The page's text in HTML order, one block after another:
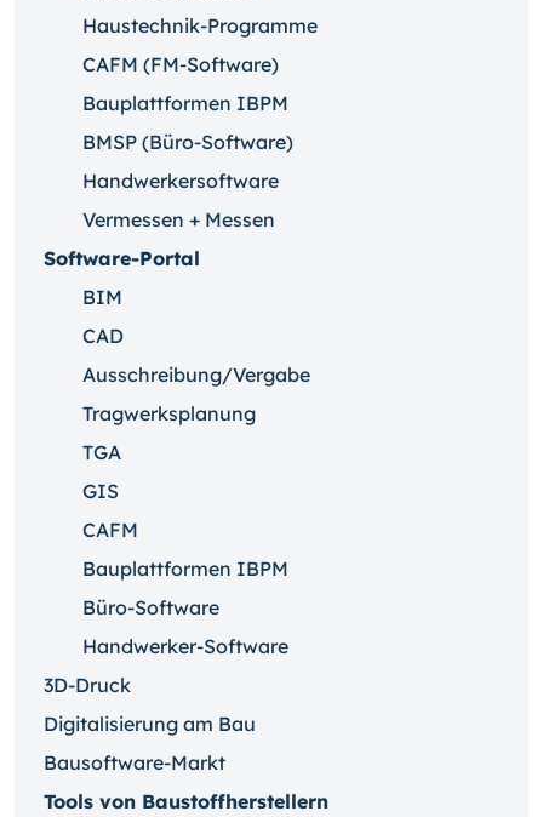
Haustechnik-Programme
CAFM (FM-Software)
Bauplattformen IBPM
BMSP (Büro-Software)
Handwerkersoftware
Vermessen + Messen
Software-Portal
BIM
CAD
Ausschreibung/Vergabe
Tragwerksplanung
TGA
GIS
CAFM
Bauplattformen IBPM
Büro-Software
Handwerker-Software
3D-Druck
Digitalisierung am Bau
Bausoftware-Markt
Tools von Baustoffherstellern